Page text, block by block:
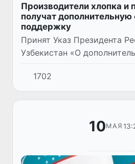
Производители хлопка и
получат
поддержку
Принят Указ Президента
Узбекистан «О
финансовой поддержки
хлопка и пшеницы» (№
г.).
1702
10МАЯ